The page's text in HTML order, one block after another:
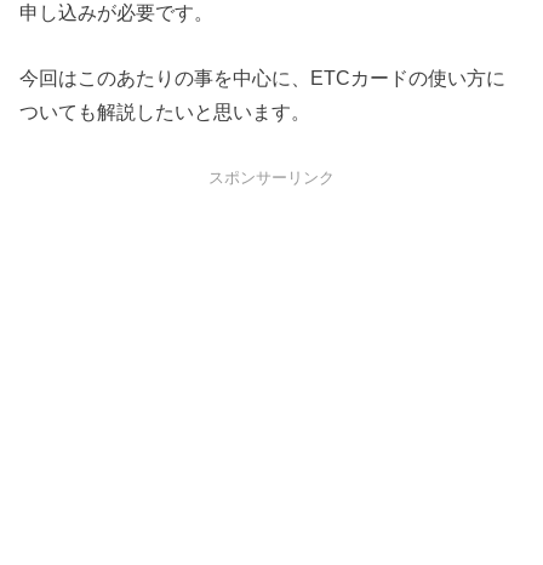
申し込みが必要です。
今回はこのあたりの事を中心に、ETCカードの使い方に
ついても解説したいと思います。
スポンサーリンク